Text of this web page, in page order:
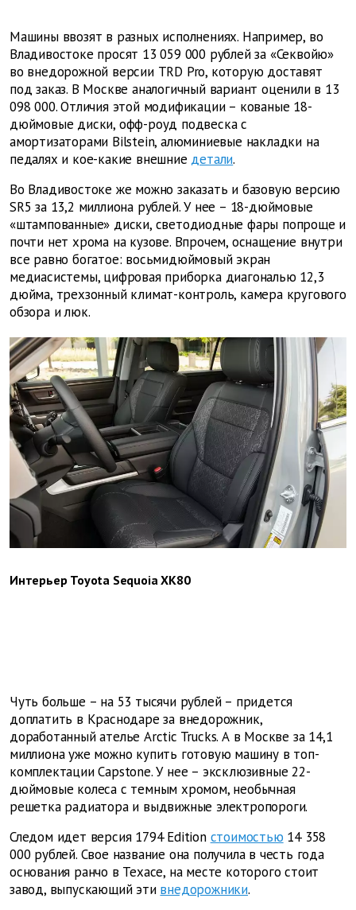
Машины ввозят в разных исполнениях. Например, во
Владивостоке просят 13 059 000 рублей за «Секвойю»
во внедорожной версии TRD Pro, которую доставят
под заказ. В Москве аналогичный вариант оценили в 13
098 000. Отличия этой модификации – кованые 18-
дюймовые диски, офф-роуд подвеска с
амортизаторами Bilstein, алюминиевые накладки на
педалях и кое-какие внешние детали.
Во Владивостоке же можно заказать и базовую версию
SR5 за 13,2 миллиона рублей. У нее – 18-дюймовые
«штампованные» диски, светодиодные фары попроще и
почти нет хрома на кузове. Впрочем, оснащение внутри
все равно богатое: восьмидюймовый экран
медиасистемы, цифровая приборка диагональю 12,3
дюйма, трехзонный климат-контроль, камера кругового
обзора и люк.
Интерьер Toyota Sequoia XK80
Чуть больше – на 53 тысячи рублей – придется
доплатить в Краснодаре за внедорожник,
доработанный ателье Arctic Trucks. А в Москве за 14,1
миллиона уже можно купить готовую машину в топ-
комплектации Capstone. У нее – эксклюзивные 22-
дюймовые колеса с темным хромом, необычная
решетка радиатора и выдвижные электропороги.
Следом идет версия 1794 Edition стоимостью 14 358
000 рублей. Свое название она получила в честь года
основания ранчо в Техасе, на месте которого стоит
завод, выпускающий эти внедорожники.